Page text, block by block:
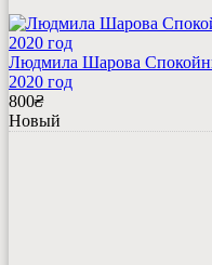
Людмила Шарова
2020 год
800₴
Новый